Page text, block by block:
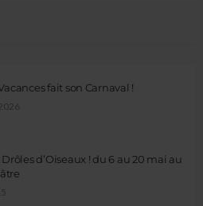
fait son Carnaval !
d’Oiseaux ! du 6 au 20 mai au